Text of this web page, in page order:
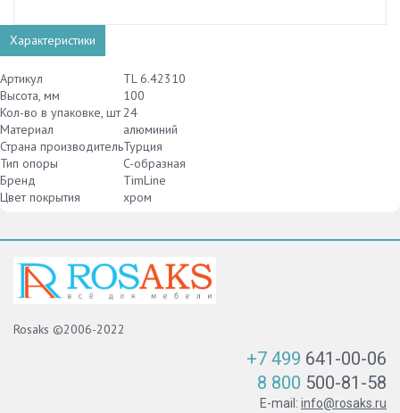
Характеристики
Артикул
TL 6.42310
Высота, мм
100
Кол-во в упаковке, шт 24
Материал
алюминий
Страна производительТурция
Тип опоры
C-образная
Бренд
TimLine
Цвет покрытия
хром
Rosaks ©2006-2022
+7 499 641-00-06
8 800 500-81-58
E-mail: info@rosaks.ru